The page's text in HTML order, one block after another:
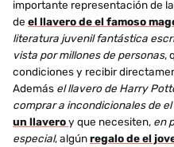
importante representación de
de el llavero de el famoso
literatura juvenil fantástica
vista por millones de personas,
condiciones y recibir
Además el llavero de Harry
comprar a incondicionales de
un llaveroy que necesiten, en
especial, algúnregalo de el